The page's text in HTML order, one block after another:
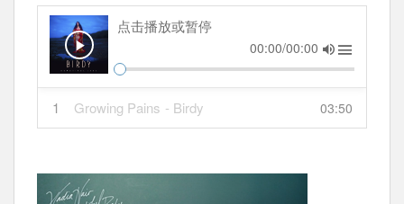
点击播放或暂停
00:00/00:00
1 Growing Pains - Birdy 03:50